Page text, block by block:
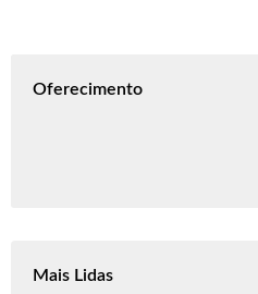
Oferecimento
Mais Lidas